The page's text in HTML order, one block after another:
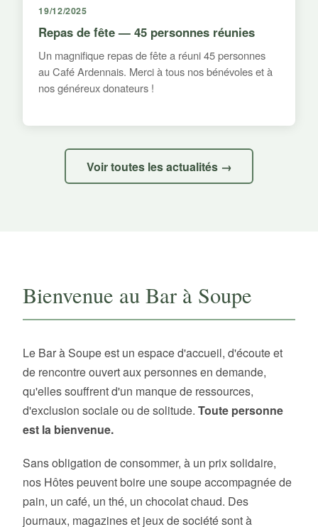
19/12/2025
Repas de fête — 45 personnes réunies
Un magnifique repas de fête a réuni 45 personnes
au Café Ardennais. Merci à tous nos bénévoles et à
nos généreux donateurs !
Voir toutes les actualités →
Bienvenue au Bar à Soupe
Le Bar à Soupe est un espace d'accueil, d'écoute et
de rencontre ouvert aux personnes en demande,
qu'elles souffrent d'un manque de ressources,
d'exclusion sociale ou de solitude. Toute personne
est la bienvenue.
Sans obligation de consommer, à un prix solidaire,
nos Hôtes peuvent boire une soupe accompagnée de
pain, un café, un thé, un chocolat chaud. Des
journaux, magazines et jeux de société sont à